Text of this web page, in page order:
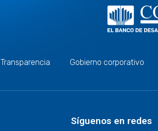
Transparencia Gobierno corporativo
Síguenos en redes